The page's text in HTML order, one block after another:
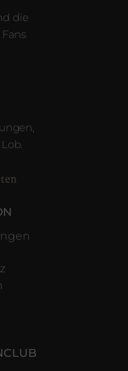
die